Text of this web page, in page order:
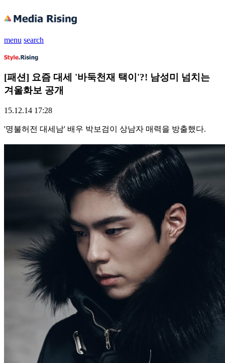
menu search
[패션] 요즘 대세 '바둑천재 택이'?! 남성미 넘치는
겨울화보 공개
15.12.14 17:28
'명불허전 대세남' 배우 박보검이 상남자 매력을 방출했다.